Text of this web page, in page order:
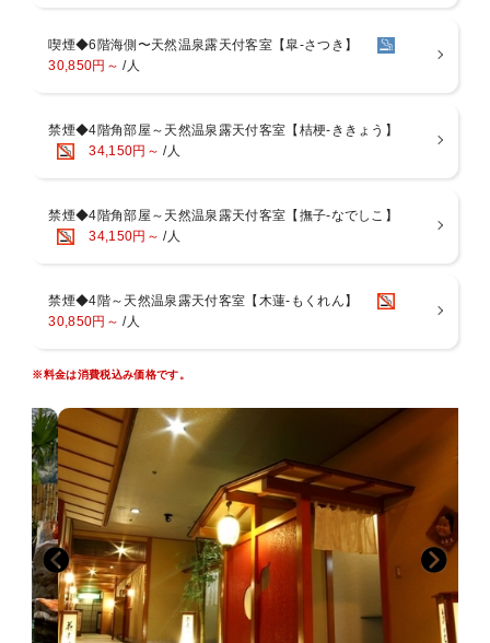
◆朝食◆ AM7：30〜 又は AM8：00〜
◆お風呂◆
・展望貸切露天風呂：事前予約可・1回40分1500円
・サウナ営業時間：15：00〜21：00、6：00〜9：00
・卓球台 30分500円
・ラウンジ「海石榴」 60分飲み放題1500円(金・土・日営業/月〜木事
◆周辺
夕陽の名所サンセットビーチ・テラッセオレンジトイは徒歩3分、そ
の他松原公園、足湯、土肥金山、コンビニなど徒歩10分圏内
喫煙◆6階海側〜天然温泉露天付客室【皐-さつき】
30,850円～ /人
禁煙◆4階角部屋～天然温泉露天付客室【桔梗-ききょう】
34,150円～ /人
禁煙◆4階角部屋～天然温泉露天付客室【撫子-なでしこ】
34,150円～ /人
禁煙◆4階～天然温泉露天付客室【木蓮-もくれん】
30,850円～ /人
※料金は消費税込み価格です。